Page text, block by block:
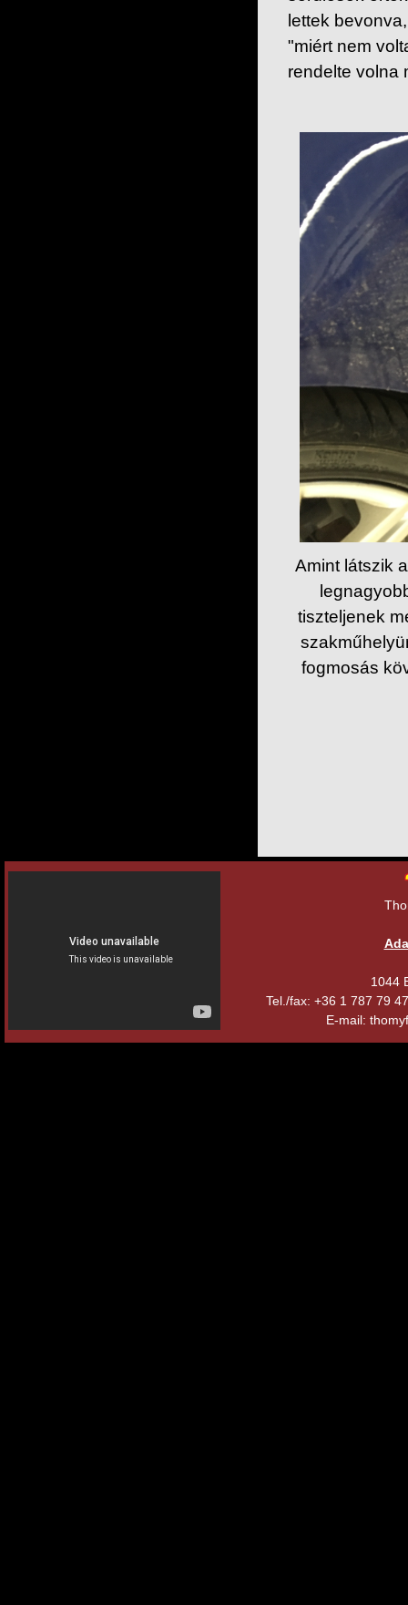
lettek
"miért nem
rendelte volna
Amint látszik
tiszteljenek
fogmosás
1044
Tel./fax: +36 1 787 79
E-mail: